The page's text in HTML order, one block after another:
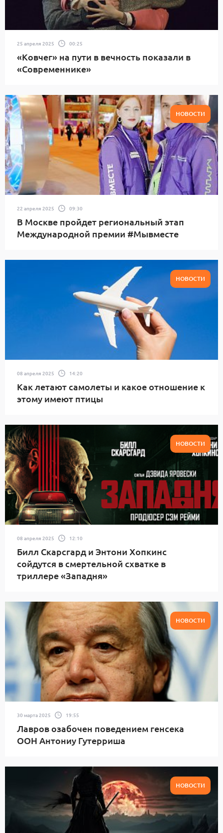
25 апреля 2025 00:25
«Ковчег» на пути в вечность показали в
«Современнике»
НОВОСТИ
22 апреля 2025 09:30
В Москве пройдет региональный этап
Международной премии #Мывместе
НОВОСТИ
08 апреля 2025 14:20
Как летают самолеты и какое отношение к
этому имеют птицы
НОВОСТИ
08 апреля 2025 12:10
Билл Скарсгард и Энтони Хопкинс
сойдутся в смертельной схватке в
триллере «Западня»
НОВОСТИ
30 марта 2025 19:55
Лавров озабочен поведением генсека
ООН Антониу Гутерриша
НОВОСТИ